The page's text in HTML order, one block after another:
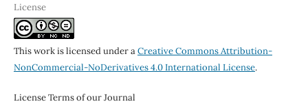
License
This work is licensed under aCreative Commons Attribution-
NonCommercial-NoDerivatives 4.0 International License.
License Terms of our Journal